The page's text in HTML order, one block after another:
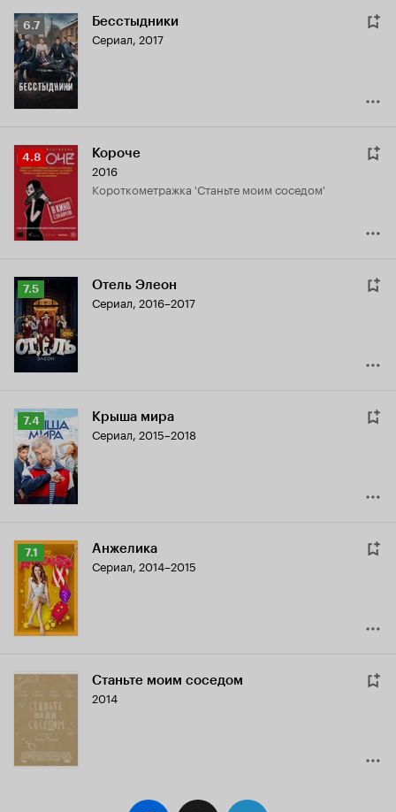
Рейтинг
Кинопоиска
6.7
6.7 Бесстыдники
Сериал, 2017
Рейтинг
Кинопоиска
4.8
4.8 Короче
2016
короткометражка 'Станьте моим соседом'
Рейтинг
Кинопоиска
7.5
7.5 Отель Элеон
Сериал, 2016–2017
Рейтинг
Кинопоиска
7.4
7.4 Крыша мира
Сериал, 2015–2018
Рейтинг
Кинопоиска
7.1
7.1 Анжелика
Сериал, 2014–2015
Станьте моим соседом
2014